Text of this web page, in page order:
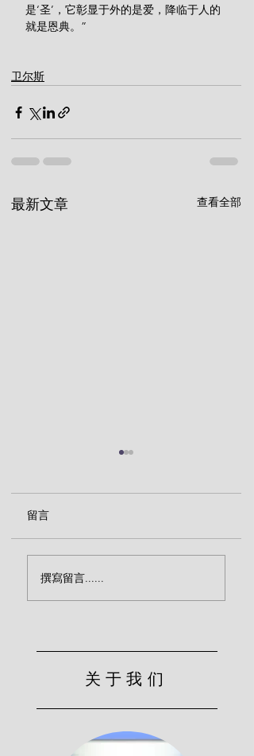
是‘圣’，它彰显于外的是爱，降临于人的
就是恩典。”
卫尔斯
最新文章 查看全部
留言
撰寫留言......
关于我们